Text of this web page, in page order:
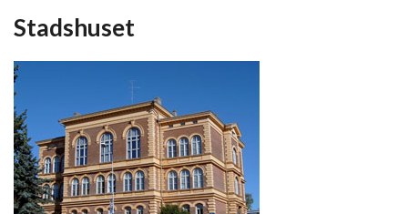
Stadshuset